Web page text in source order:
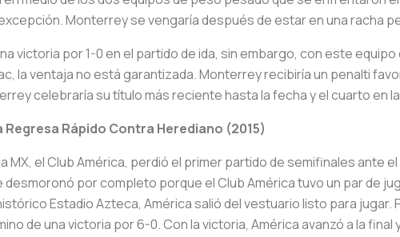
Monterrey se vengaría después de estar en una racha
victoria por 1-0 en el partido de ida, sin embargo, con este
la ventaja no está garantizada. Monterrey recibiría un penalti
celebraría su título más reciente hasta la fecha y el cuarto en
Regresa Rápido Contra Herediano (2015)
MX, el Club América, perdió el primer partido de semifinales ante
desmoronó por completo porque el Club América tuvo un par de
Estadio Azteca, América salió del vestuario listo para jugar.
de una victoria por 6-0. Con la victoria, América avanzó a la final